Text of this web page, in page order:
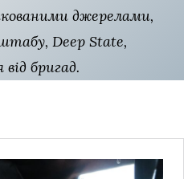
джерелами,
Deep State,
бригад.